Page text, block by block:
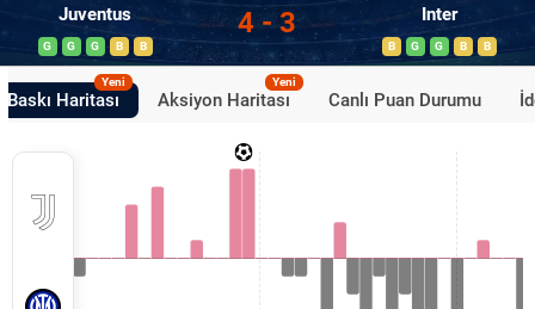
Juventus
G G G B B
4 - 3 Inter
B G G B B
Baskı Haritası
Yeni
Aksiyon Haritası
Yeni
Canlı Puan Durumu